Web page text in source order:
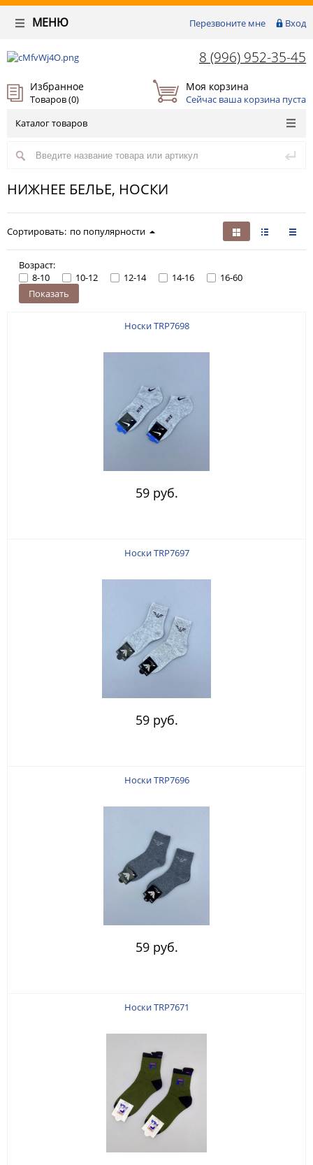
Перезвоните мне Вход
МЕНЮ
8 (996) 952-35-45
Избранное
Товаров (0)
Моя корзина
Сейчас ваша корзина пуста
Каталог товаров
НИЖНЕЕ БЕЛЬЕ, НОСКИ
Сортировать: по популярности
Возраст:
8-10
10-12 12-14 14-16
16-60
Показать
Носки TRP7698
59 руб.
Носки TRP7697
59 руб.
Носки TRP7696
59 руб.
Носки TRP7671